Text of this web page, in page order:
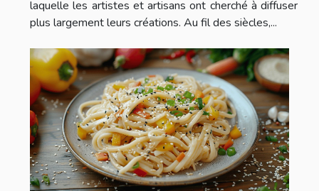
laquelle les artistes et artisans ont cherché à diffuser
plus largement leurs créations. Au fil des siècles,...